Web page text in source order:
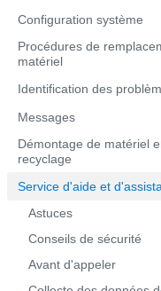
Configuration système
Procédures de
matériel
Identification des
Messages
Démontage de matériel
recyclage
Service d'aide et
Astuces
Conseils de sécurité
Avant d'appeler